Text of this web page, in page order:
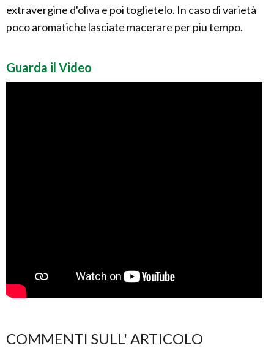
extravergine d'oliva e poi toglietelo. In caso di varietà
poco aromatiche lasciate macerare per piu tempo.
Guarda il Video
COMMENTI SULL' ARTICOLO